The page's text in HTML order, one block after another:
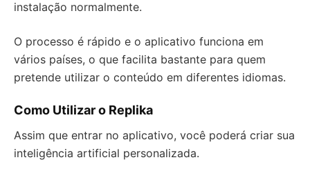
instalação normalmente.
O processo é rápido e o aplicativo funciona em
vários países, o que facilita bastante para quem
pretende utilizar o conteúdo em diferentes idiomas.
Como Utilizar o Replika
Assim que entrar no aplicativo, você poderá criar sua
inteligência artificial personalizada.